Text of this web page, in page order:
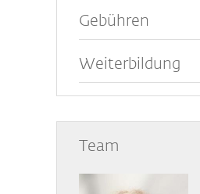
Gebühren
Weiterbildung
Team